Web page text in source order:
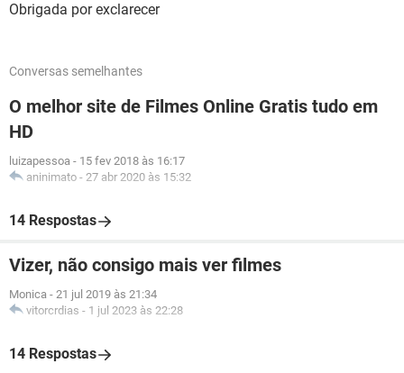
Obrigada por exclarecer
Conversas semelhantes
O melhor site de Filmes Online Gratis tudo em
HD
luizapessoa - 15 fev 2018 às 16:17
aninimato - 27 abr 2020 às 15:32
14 Respostas
Vizer, não consigo mais ver filmes
Monica - 21 jul 2019 às 21:34
vitorcrdias - 1 jul 2023 às 22:28
14 Respostas